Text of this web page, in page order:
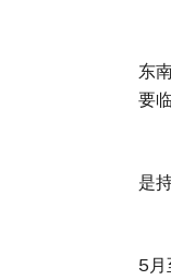
马
东
要
他
是
亚
5月